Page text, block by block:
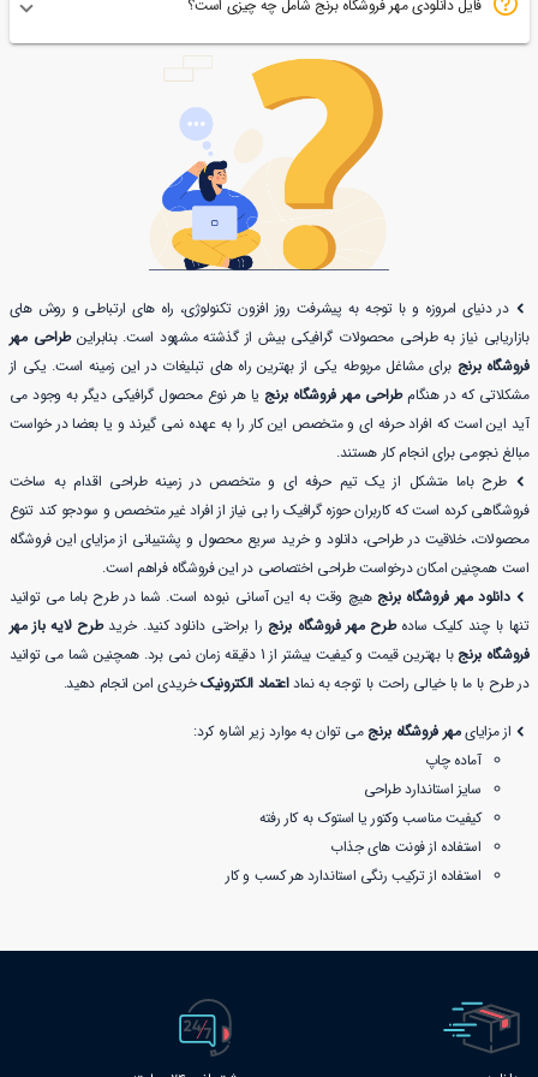
فایل دانلودی مهر فروشگاه برنج شامل چه چیزی است؟
در دنیای امروزه و با توجه به پیشرفت روز افزون تکنولوژی، راه های ارتباطی و روش های
بازاریابی نیاز به طراحی محصولات گرافیکی بیش از گذشته مشهود است. بنابراینطراحی مهر
فروشگاه برنج برای مشاغل مربوطه یکی از بهترین راه های تبلیغات در این زمینه است. یکی از
مشکلاتی که در هنگامطراحی مهر فروشگاه برنج یا هر نوع محصول گرافیکی دیگر به وجود می
آید این است که افراد حرفه ای و متخصص این کار را به عهده نمی گیرند و یا بعضا در خواست
مبالغ نجومی برای انجام کار هستند.
طرح باما متشکل از یک تیم حرفه ای و متخصص در زمینه طراحی اقدام به ساخت
فروشگاهی کرده است که کاربران حوزه گرافیک را بی نیاز از افراد غیر متخصص و سودجو کند تنوع
محصولات، خلاقیت در طراحی، دانلود و خرید سریع محصول و پشتیبانی از مزایای این فروشگاه
است همچنین امکان درخواست طراحی اختصاصی در این فروشگاه فراهم است.
دانلود مهر فروشگاه برنجهیچ وقت به این آسانی نبوده است. شما در طرح باما می توانید
تنها با چند کلیک سادهطرح مهر فروشگاه برنج را براحتی دانلود کنید. خریدطرح لایه باز مهر
فروشگاه برنج
با بهترین قیمت و کیفیت بیشتر از 1 دقیقه زمان نمی برد. همچنین شما می توانید
در طرح با ما با خیالی راحت با توجه به نماداعتماد الکترونیکخریدی امن انجام دهید.
از مزایایمهر فروشگاه برنج می توان به موارد زیر اشاره کرد:
آماده چاپ
سایز استاندارد طراحی
کیفیت مناسب وکتور یا استوک به کار رفته
استفاده از فونت های جذاب
استفاده از ترکیب رنگی استاندارد هر کسب و کار